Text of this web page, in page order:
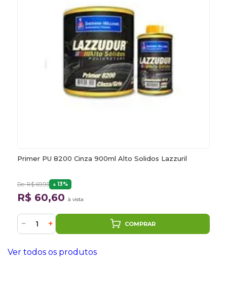
Primer PU 8200 Cinza 900ml Alto Solidos Lazzuril
De: R$ 69,93 13%
R$ 60,60 à vista
− + COMPRAR
Ver todos os produtos